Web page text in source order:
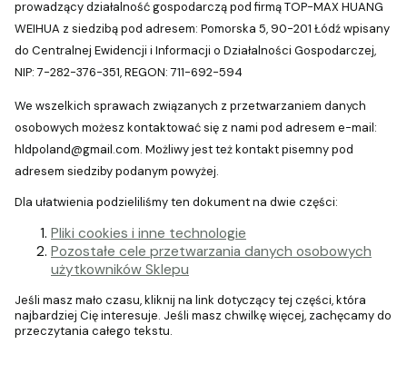
prowadzący działalność gospodarczą pod firmą TOP-MAX HUANG
WEIHUA z siedzibą pod adresem: Pomorska 5, 90-201 Łódź wpisany
do Centralnej Ewidencji i Informacji o Działalności Gospodarczej,
NIP:7-282-376-351, REGON:711-692-594
We wszelkich sprawach związanych z przetwarzaniem danych
osobowych możesz kontaktować się z nami pod adresem e-mail:
hldpoland@gmail.com. Możliwy jest też kontakt pisemny pod
adresem siedziby podanym powyżej.
Dla ułatwienia podzieliliśmy ten dokument na dwie części:
Pliki cookies i inne technologie
Pozostałe cele przetwarzania danych osobowych
użytkowników Sklepu
Jeśli masz mało czasu, kliknij na link dotyczący tej części, która
najbardziej Cię interesuje. Jeśli masz chwilkę więcej, zachęcamy do
przeczytania całego tekstu.